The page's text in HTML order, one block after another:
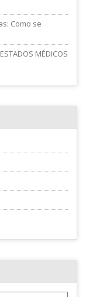
Como se
MÉDICOS